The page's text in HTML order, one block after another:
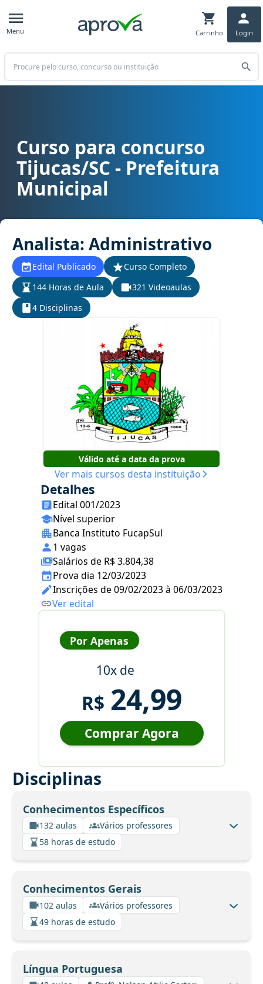
Menu Carrinho Login
Buscar
Curso para concurso Tijucas/SC - Prefeitura Municipal cargo
Curso para concurso
Tijucas/SC - Prefeitura
Municipal
Analista: Administrativo
Edital Publicado
Curso Completo
144 Horas de Aula
321 Videoaulas
4 Disciplinas
Válido até a data da prova
Ver mais cursos desta instituição
Detalhes
Edital 001/2023
Nível superior
Banca Instituto FucapSul
1 vagas
Salários de R$ 3.804,38
Prova dia 12/03/2023
Inscrições de 09/02/2023 à 06/03/2023
Ver edital
Por Apenas
10x de
R$ 24,99
Comprar Agora
Disciplinas
Conhecimentos Específicos
132 aulas
Vários professores
58 horas de estudo
Conhecimentos Gerais
102 aulas
Vários professores
49 horas de estudo
Língua Portuguesa